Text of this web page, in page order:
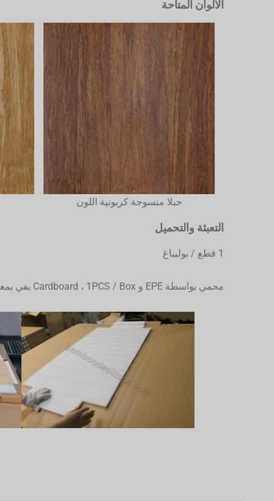
الألوان المتاحة
حبلا منسوجة كربونية اللون
التعبئة والتحميل
1 قطع / بوليباغ
محمي بواسطة EPE و Cardboard ، 1PCS / Box يفي بمعايير ISTA-3A.